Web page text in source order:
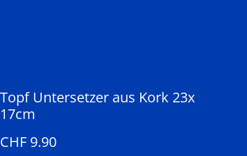
Topf Untersetzer aus Kork 23x
17cm
CHF 9.90